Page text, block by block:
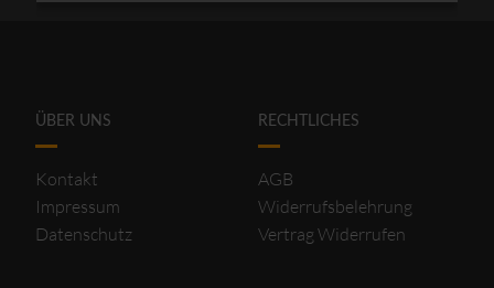
ÜBER UNS
Kontakt
Impressum
Datenschutz
RECHTLICHES
AGB
Widerrufsbelehrung
Vertrag Widerrufen